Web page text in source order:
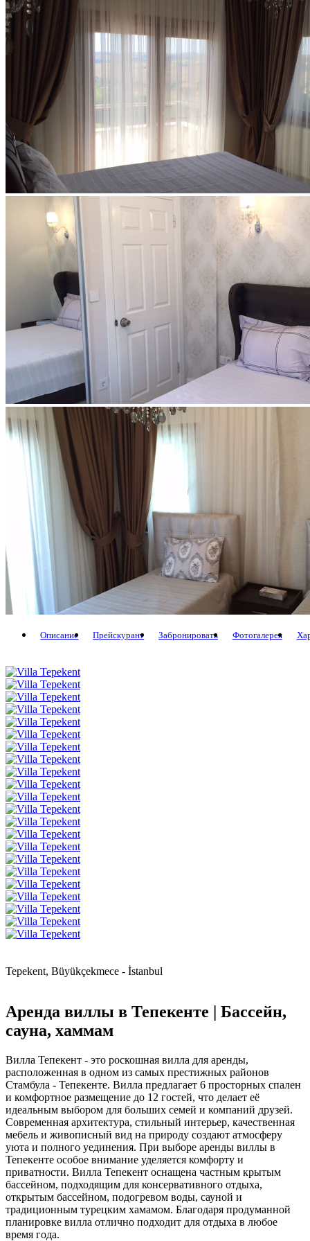
Описание Прейскурант Забронировать Фотогалерея
Tepekent, Büyükçekmece - İstanbul
Аренда виллы в Тепекенте | Бассейн,
сауна, хаммам
Вилла Тепекент - это роскошная вилла для аренды,
расположенная в одном из самых престижных районов
Стамбула - Тепекенте. Вилла предлагает 6 просторных спален
и комфортное размещение до 12 гостей, что делает её
идеальным выбором для больших семей и компаний друзей.
Современная архитектура, стильный интерьер, качественная
мебель и живописный вид на природу создают атмосферу
уюта и полного уединения. При выборе аренды виллы в
Тепекенте особое внимание уделяется комфорту и
приватности. Вилла Тепекент оснащена частным крытым
бассейном, подходящим для консервативного отдыха,
открытым бассейном, подогревом воды, сауной и
традиционным турецким хамамом. Благодаря продуманной
планировке вилла отлично подходит для отдыха в любое
время года.